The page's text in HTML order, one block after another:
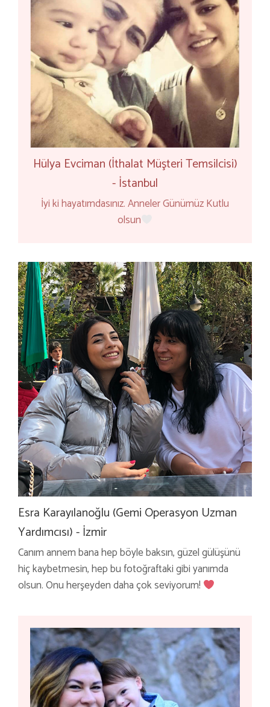
Hülya Evciman (İthalat Müşteri Temsilcisi)
- İstanbul
İyi ki hayatımdasınız. Anneler Günümüz Kutlu
olsun
Esra Karayılanoğlu (Gemi Operasyon Uzman
Yardımcısı) - İzmir
Canım annem bana hep böyle baksın, güzel gülüşünü
hiç kaybetmesin, hep bu fotoğraftaki gibi yanımda
olsun. Onu herşeyden daha çok seviyorum!